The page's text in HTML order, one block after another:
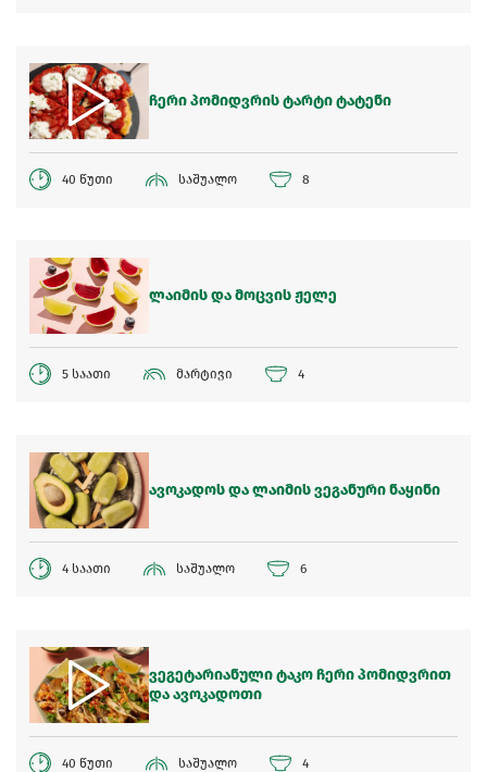
ჩერი პომიდვრის ტარტი ტატენი
40 წუთი საშუალო 8
ლაიმის და მოცვის ჟელე
5 საათი მარტივი 4
ავოკადოს და ლაიმის ვეგანური ნაყინი
4 საათი საშუალო 6
ვეგეტარიანული ტაკო ჩერი პომიდვრით
და ავოკადოთი
40 წუთი საშუალო 4